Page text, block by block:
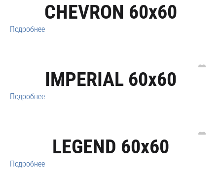
CHEVRON 60x60
Подробнее
IMPERIAL 60x60
Подробнее
LEGEND 60x60
Подробнее